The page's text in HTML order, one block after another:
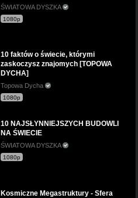
ŚWIATOWA DYSZKA
1080p
10 faktów o świecie, którymi
zaskoczysz znajomych [TOPOWA
DYCHA]
Topowa Dycha
1080p
10 NAJSŁYNNIEJSZYCH BUDOWLI
NA ŚWIECIE
ŚWIATOWA DYSZKA
1080p
Kosmiczne Megastruktury - Sfera